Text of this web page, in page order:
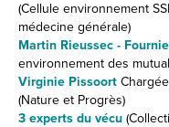
(Cellule environnement
médecine générale)
Martin Rieussec -
environnement des
Virginie Pissoort
(Nature et Progrès)
3 experts du vécu